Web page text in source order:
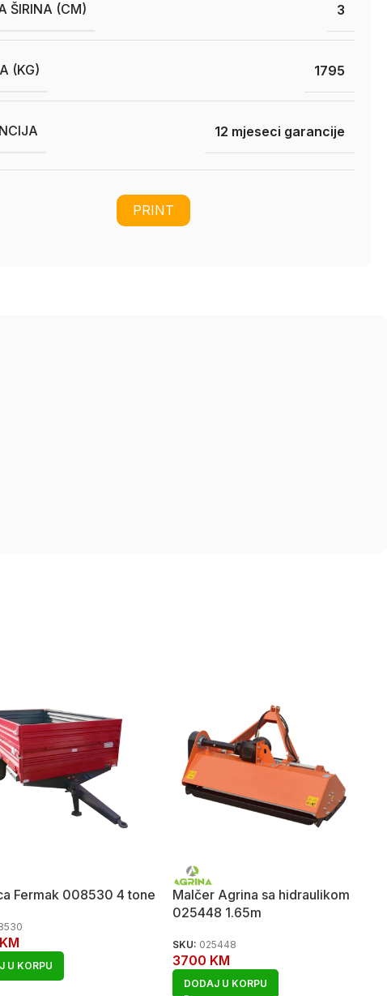
ŠIRINA (CM) 3
(KG) 1795
12 mjeseci garancije
PRINT
Fermak 008530 4 tone
KM
U KORPU
Malčer Agrina sa hidraulikom
025448 1.65m
SKU: 025448
3700 KM
DODAJ U KORPU